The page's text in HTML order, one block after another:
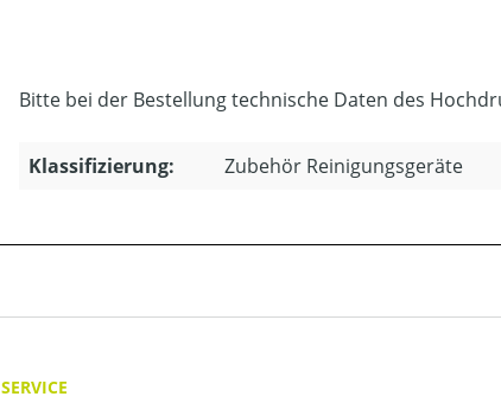
Bitte bei der Bestellung technische Daten des
Klassifizierung: Zubehör Reinigungsgeräte
SERVICE